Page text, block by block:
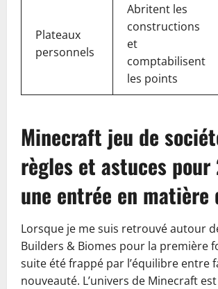
Plateaux
personnels
Abritent les
constructions
et
comptabilisent
les points
Minecraft jeu de
règles et astuces
une entrée en matière
Lorsque je me suis retrouvé autour
Builders & Biomes pour la première
suite été frappé par l’équilibre entre
nouveauté. L’univers de Minecraft